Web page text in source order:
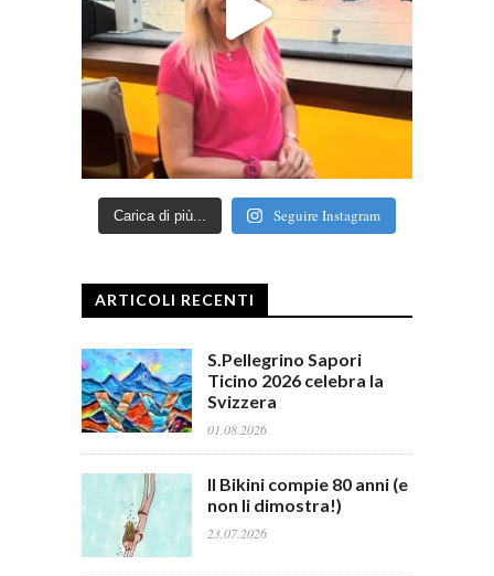
Carica di più... Seguire Instagram
ARTICOLI RECENTI
S.Pellegrino Sapori
Ticino 2026 celebra la
Svizzera
01.08.2026
Il Bikini compie 80 anni (e
non li dimostra!)
23.07.2026